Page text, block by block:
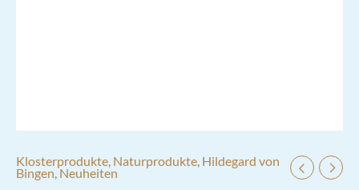
Klosterprodukte, Naturprodukte, Hildegard von
Bingen,Neuheiten